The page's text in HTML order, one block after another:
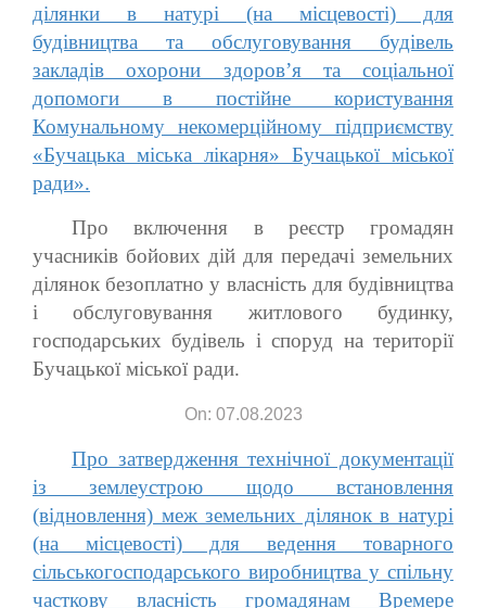
ділянки в натурі (на місцевості) для
будівництва та обслуговування будівель
закладів охорони здоров’я та соціальної
допомоги в постійне користування
Комунальному некомерційному підприємству
«Бучацька міська лікарня» Бучацької міської
ради».
Про включення в реєстр громадян
учасників бойових дій для передачі земельних
ділянок безоплатно у власність для будівництва
і обслуговування житлового будинку,
господарських будівель і споруд на території
Бучацької міської ради.
On: 07.08.2023
Про затвердження технічної документації
із землеустрою щодо встановлення
(відновлення) меж земельних ділянок в натурі
(на місцевості) для ведення товарного
сільськогосподарського виробництва у спільну
часткову власність громадянам Времере